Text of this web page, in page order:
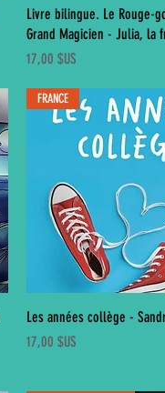
Aperçu rapide
Livre bilingue. Le Rouge-
Grand Magicien - Julia, la
Prix
17,00 $US
Aperçu rapide
FRANCE
Les années collège -
Prix
17,00 $US